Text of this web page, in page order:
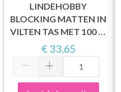
LINDEHOBBY
BLOCKING MATTEN IN
VILTEN TAS MET 100 T-
PINNEN, WIT
€ 33,65